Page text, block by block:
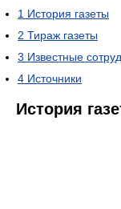
1 История газеты
2 Тираж газеты
3 Известные
4 Источники
История